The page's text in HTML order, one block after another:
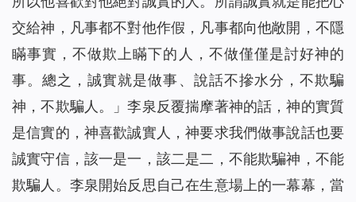
交給神，凡事都不對他作假，凡事都向他敞開，不隱
瞞事實，不做欺上瞞下的人，不做僅僅是討好神的
事。總之，誠實就是做事、說話不摻水分，不欺騙
神，不欺騙人。
」李泉反覆揣摩著神的話，神的實質
是信實的，神喜歡誠實人，神要求我們做事說話也要
誠實守信，該一是一，該二是二，不能欺騙神，不能
欺騙人。李泉開始反思自己在生意場上的一幕幕，當